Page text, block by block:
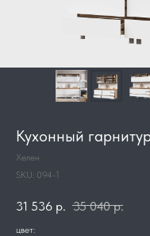
Кухонный
Хелен
SKU: 094-1
31 536 р. 35 040 р.
цвет: